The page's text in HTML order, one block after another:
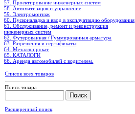
57. Проектирование инженерных систем
58. Автоматизация и управление
59. Электромонтаж
60. Пусконаладка и ввод в эксплуатацию оборудования
61. Обслуживание, ремонт и реконструкция
инженерных систем
62. Футерованная / Гуммированная арматура
63. Разрешения и сертификаты
64. Металлопрокат
65. КАТАЛОГИ
66. Аренда автомобилей с водителем.
Список всех товаров
Поиск товара
Расширенный поиск